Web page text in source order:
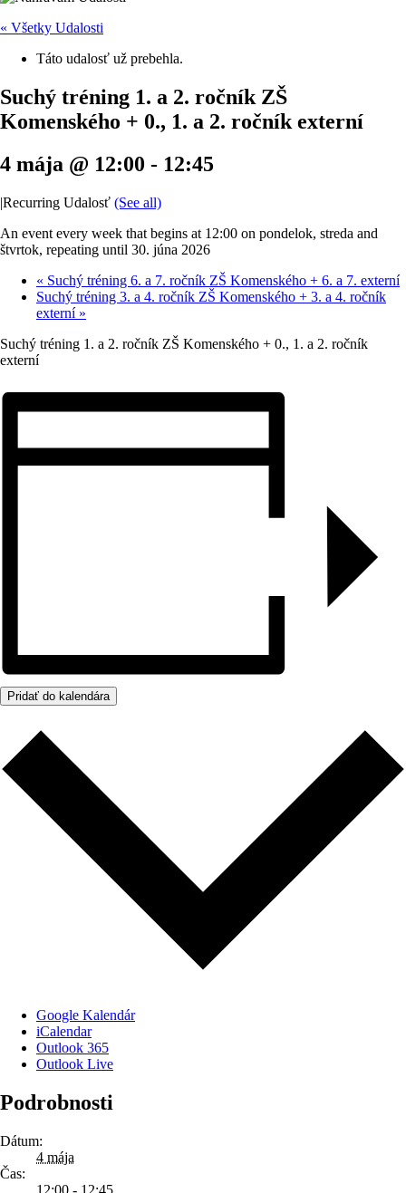
« Všetky Udalosti
Táto udalosť už prebehla.
Suchý tréning 1. a 2. ročník ZŠ
Komenského + 0., 1. a 2. ročník externí
4 mája @ 12:00 - 12:45
|Recurring Udalosť (See all)
An event every week that begins at 12:00 on pondelok, streda and
štvrtok, repeating until 30. júna 2026
« Suchý tréning 6. a 7. ročník ZŠ Komenského + 6. a 7. externí
Suchý tréning 3. a 4. ročník ZŠ Komenského + 3. a 4. ročník
externí »
Suchý tréning 1. a 2. ročník ZŠ Komenského + 0., 1. a 2. ročník
externí
Pridať do kalendára
Google Kalendár
iCalendar
Outlook 365
Outlook Live
Podrobnosti
Dátum:
4 mája
Čas: